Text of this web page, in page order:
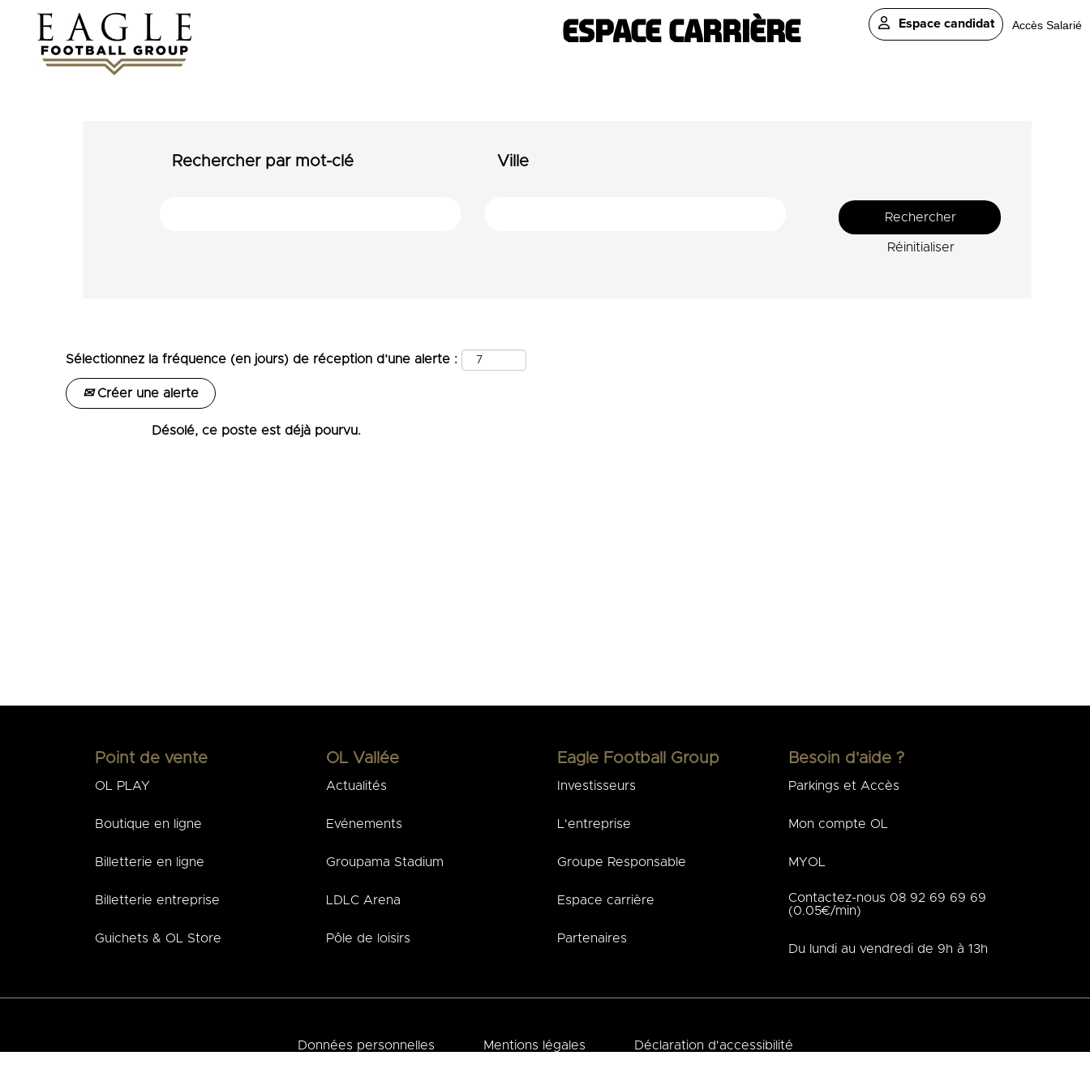
ESPACE CARRIÈRE Espace candidat Accès Salarié
Rechercher par mot-clé Ville
Réinitialiser
Sélectionnez la fréquence (en jours) de réception d’une alerte :
Créer une alerte
Désolé, ce poste est déjà pourvu.
Données personnelles Mentions légales Déclaration d'accessibilité
Point de vente
OL PLAY
Boutique en ligne
Billetterie en ligne
Billetterie entreprise
Guichets & OL Store
OL Vallée
Actualités
Evénements
Groupama Stadium
LDLC Arena
Pôle de loisirs
Eagle Football Group
Investisseurs
L'entreprise
Groupe Responsable
Espace carrière
Partenaires
Besoin d'aide ?
Parkings et Accès
Mon compte OL
MYOL
Contactez-nous 08 92 69 69 69
(0.05€/min)
Du lundi au vendredi de 9h à 13h